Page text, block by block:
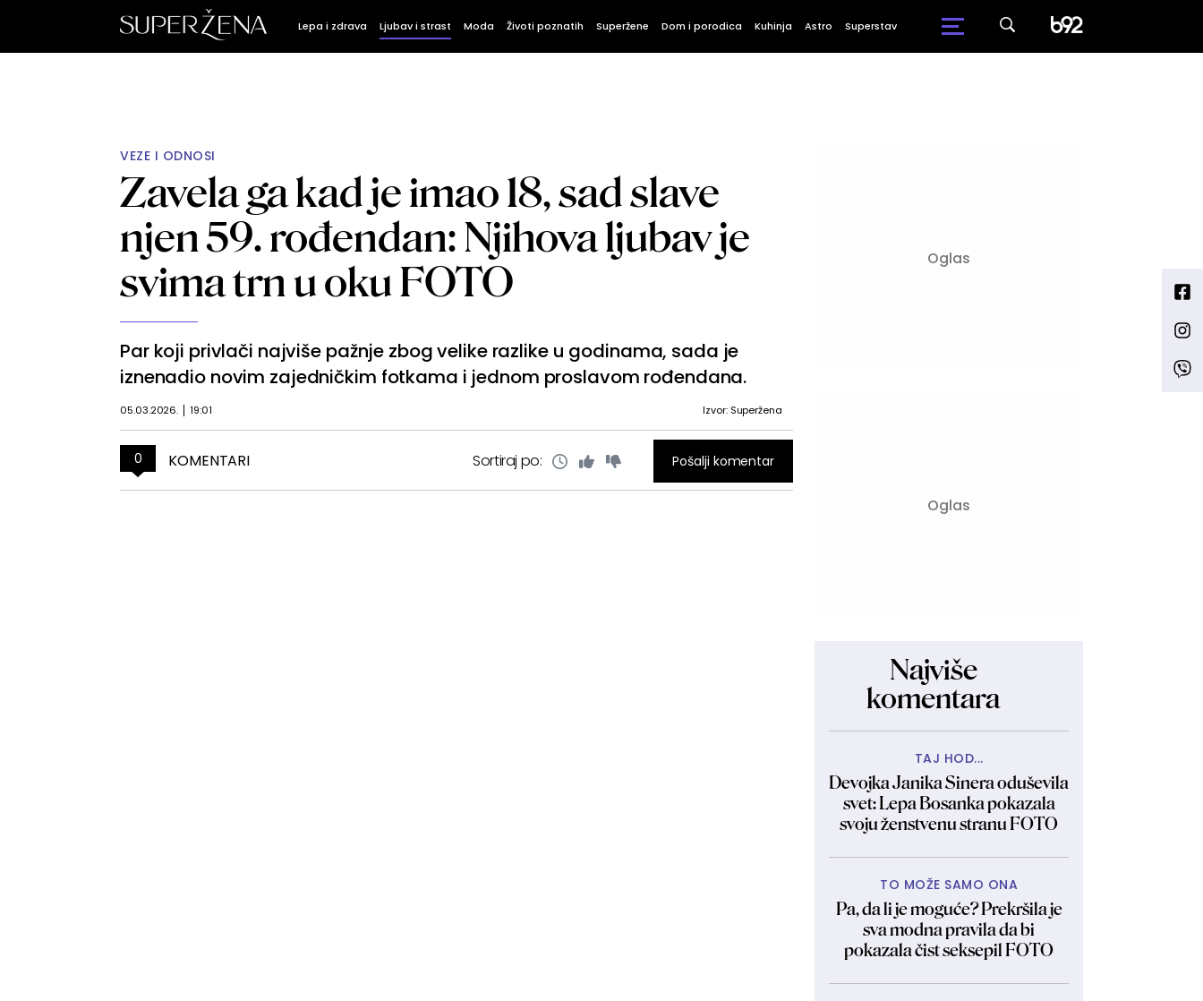
Lepa i zdrava Ljubav i strast Moda Životi poznatih Superžene Dom i porodica Kuhinja Astro Superstav
VEZE I ODNOSI
Zavela ga kad je imao 18, sad slave
njen 59. rođendan: Njihova ljubav je
svima trn u oku FOTO
Par koji privlači najviše pažnje zbog velike razlike u godinama, sada je
iznenadio novim zajedničkim fotkama i jednom proslavom rođendana.
05.03.2026. 19:01 Izvor: Superžena
0 KOMENTARI Sortiraj po: Pošalji komentar
Najviše
komentara
TAJ HOD...
Devojka Janika Sinera oduševila
svet: Lepa Bosanka pokazala
svoju ženstvenu stranu FOTO
TO MOŽE SAMO ONA
Pa, da li je moguće? Prekršila je
sva modna pravila da bi
pokazala čist seksepil FOTO